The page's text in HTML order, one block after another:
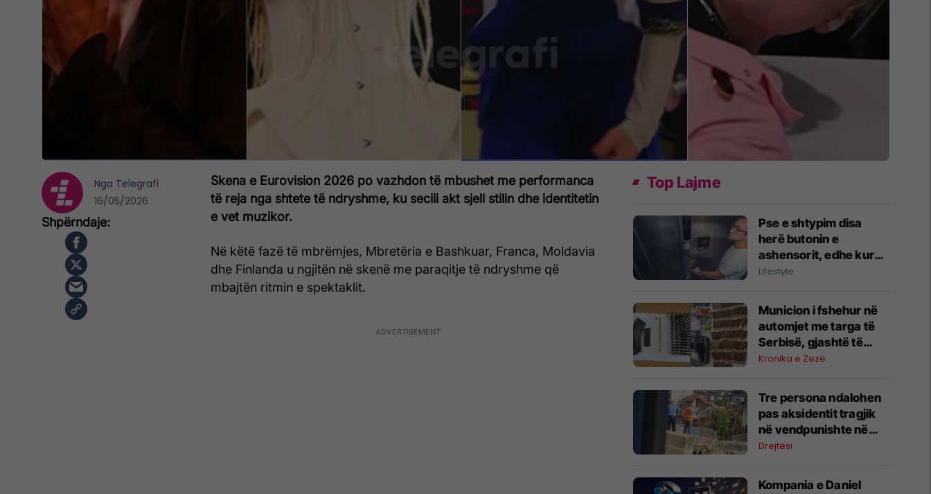
Skena e Eurovision 2026 po vazhdon të mbushet me performanca
të reja nga shtete të ndryshme, ku secili akt sjell stilin dhe identitetin
e vet muzikor.
Në këtë fazë të mbrëmjes, Mbretëria e Bashkuar, Franca, Moldavia
dhe Finlanda u ngjitën në skenë me paraqitje të ndryshme që
mbajtën ritmin e spektaklit.
Nga Telegrafi
16/05/2026
Top Lajme
Pse e shtypim disa
herë butonin e
ashensorit, edhe kur
është ndezur? Mendja
veçantë
Lifestyle
Municion i fshehur në
automjet me targa të
Serbisë, gjashtë të
arrestuar në Prishtinë
Kronika e Zezë
Tre persona ndalohen
pas aksidentit tragjik
në vendpunishte në
Prishtinë, Prokuroria
Drejtësi
Kompania e Daniel